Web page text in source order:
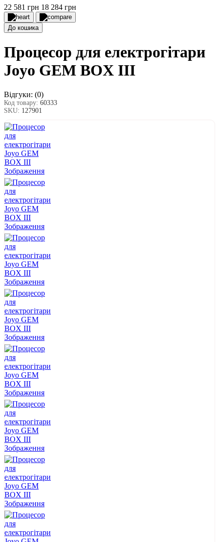
22 581 грн 18 284 грн
До кошика
Процесор для електрогітари
Joyo GEM BOX III
Відгуки: (0)
Код товару: 60333
SKU: 127901